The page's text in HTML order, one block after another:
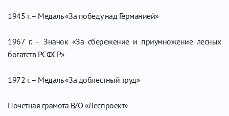
1945 г. – Медаль «За победу над Германией»
1967 г. – Значок «За сбережение и приумножение лесных
богатств РСФСР»
1972 г. – Медаль «За доблестный труд»
Почетная грамота В/О «Леспроект»